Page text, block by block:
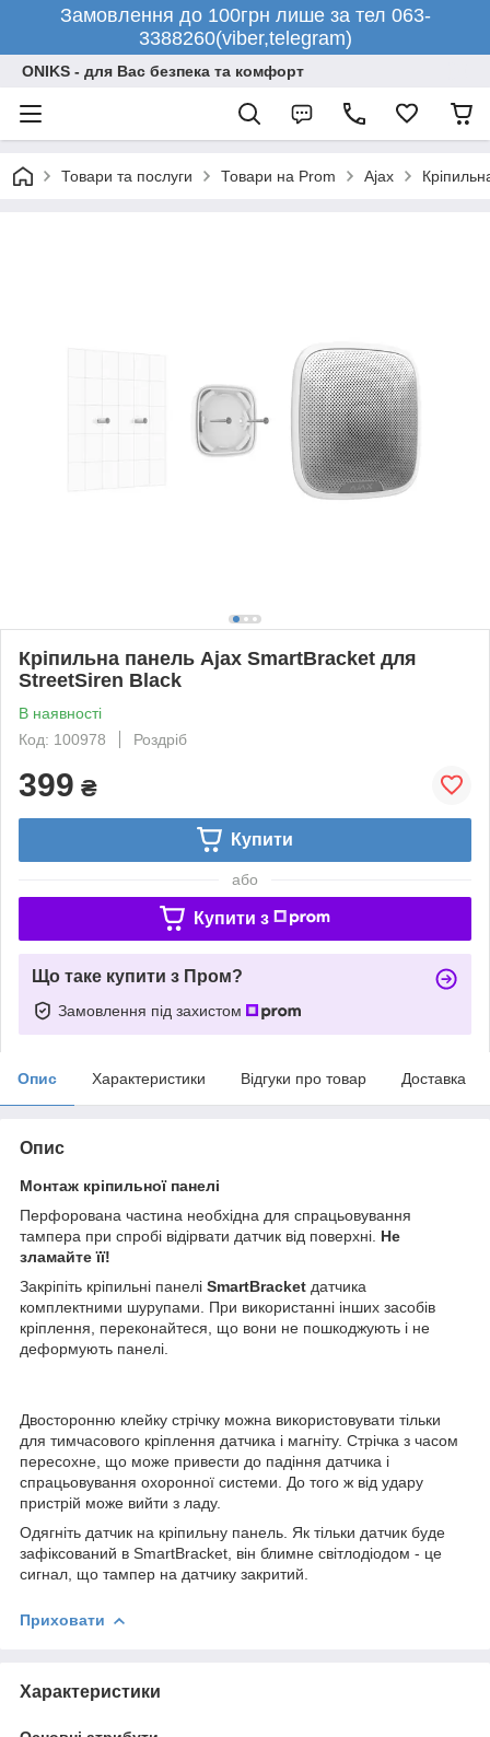
Замовлення до 100грн лише за тел 063-
3388260(viber,telegram)
ONIKS - для Вас безпека та комфорт
Товари та послуги Товари на Prom Ajax
Кріпильна панель Ajax SmartBracket для
StreetSiren Black
В наявності
Код: 100978
Роздріб
399 ₴
Купити
або
Купити з
Що таке купити з Пром?
Замовлення під захистом
Опис Характеристики Відгуки про товар Доставка
Опис
Монтаж кріпильної панелі
Перфорована частина необхідна для спрацьовування
тампера при спробі відірвати датчик від поверхні. Не
зламайте її!
Закріпіть кріпильні панелі SmartBracket датчика
комплектними шурупами. При використанні інших засобів
кріплення, переконайтеся, що вони не пошкоджують і не
деформують панелі.
Двосторонню клейку стрічку можна використовувати тільки
для тимчасового кріплення датчика і магніту. Стрічка з часом
пересохне, що може привести до падіння датчика і
спрацьовування охоронної системи. До того ж від удару
пристрій може вийти з ладу.
Одягніть датчик на кріпильну панель. Як тільки датчик буде
зафіксований в SmartBracket, він блимне світлодіодом - це
сигнал, що тампер на датчику закритий.
Приховати
Характеристики